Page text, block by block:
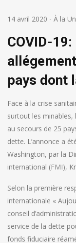
14 avril 2020 - À la
COVID-
pays dont
Face à la crise
surtout les minables,
au secours de 25
dette. L’annonce a
Washington, par la
international (FMI),
Selon la première
internationale «
conseil
service de la dette
fonds fiduciaire